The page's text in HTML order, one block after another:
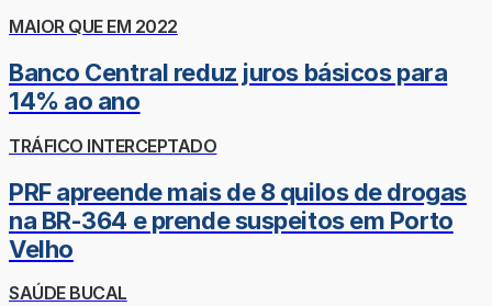
MAIOR QUE EM 2022
Banco Central reduz juros básicos para
14% ao ano
TRÁFICO INTERCEPTADO
PRF apreende mais de 8 quilos de drogas
na BR-364 e prende suspeitos em Porto
Velho
SAÚDE BUCAL